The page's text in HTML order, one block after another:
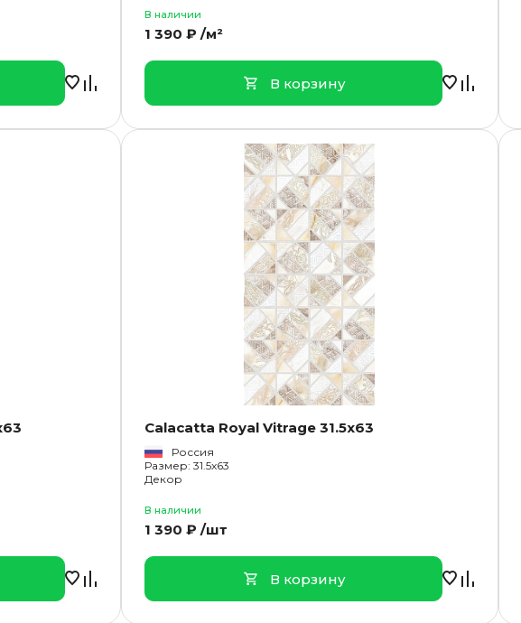
В наличии
1 390 ₽ /м²
В корзину
Calacatta Royal Vitrage 31.5x63
Россия
Размер: 31.5x63
Декор
В наличии
1 390 ₽ /шт
В корзину